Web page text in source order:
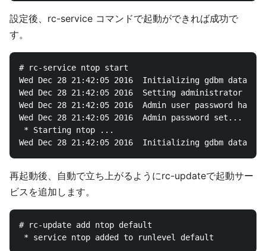
設定後、rc-service コマンドで起動ができれば成功で
す。
# rc-service ntop start
Wed Dec 28 21:42:05 2016  Initializing gdbm
Wed Dec 28 21:42:05 2016  Setting administrator
Wed Dec 28 21:42:05 2016  Admin user password has
Wed Dec 28 21:42:05 2016  Admin password set...
* Starting ntop ...
再起動後、自動で立ち上がるようにrc-updateで起動サー
ビスを追加します。
# rc-update add ntop default